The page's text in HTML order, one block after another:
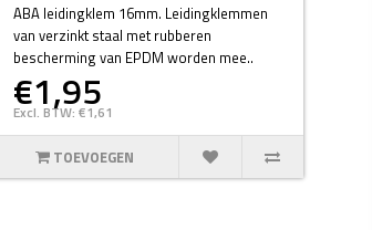
ABA leidingklem 16mm. Leidingklemmen
van verzinkt staal met rubberen
bescherming van EPDM worden mee..
€1,95
Excl. BTW: €1,61
TOEVOEGEN